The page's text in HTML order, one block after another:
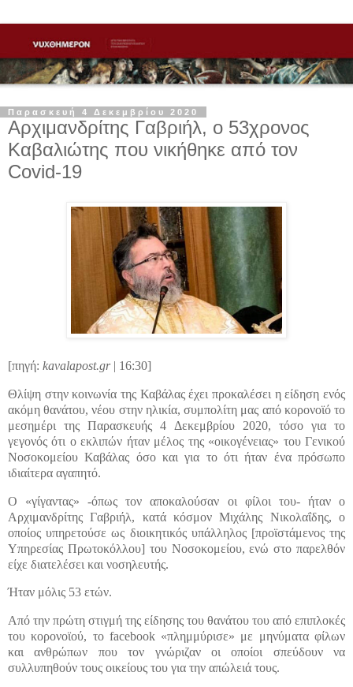
Παρασκευή 4 Δεκεμβρίου 2020
Αρχιμανδρίτης Γαβριήλ, o 53χρονος
Καβαλιώτης που νικήθηκε από τον
Covid-19
[πηγή: kavalapost.gr| 16:30]
Θλίψη στην κοινωνία της Καβάλας έχει προκαλέσει η είδηση ενός
ακόμη θανάτου, νέου στην ηλικία, συμπολίτη μας από κορονοϊό το
μεσημέρι της Παρασκευής 4 Δεκεμβρίου 2020, τόσο για το
γεγονός ότι ο εκλιπών ήταν μέλος της «οικογένειας» του Γενικού
Νοσοκομείου Καβάλας όσο και για το ότι ήταν ένα πρόσωπο
ιδιαίτερα αγαπητό.
Ο «γίγαντας» -όπως τον αποκαλούσαν οι φίλοι του- ήταν ο
Αρχιμανδρίτης Γαβριήλ, κατά κόσμον Μιχάλης Νικολαΐδης, ο
οποίος υπηρετούσε ως διοικητικός υπάλληλος [προϊστάμενος της
Υπηρεσίας Πρωτοκόλλου] του Νοσοκομείου, ενώ στο παρελθόν
είχε διατελέσει και νοσηλευτής.
Ήταν μόλις 53 ετών.
Από την πρώτη στιγμή της είδησης του θανάτου του από επιπλοκές
του κορονοϊού, το facebook «πλημμύρισε» με μηνύματα φίλων
και ανθρώπων που τον γνώριζαν οι οποίοι σπεύδουν να
συλλυπηθούν τους οικείους του για την απώλειά τους.